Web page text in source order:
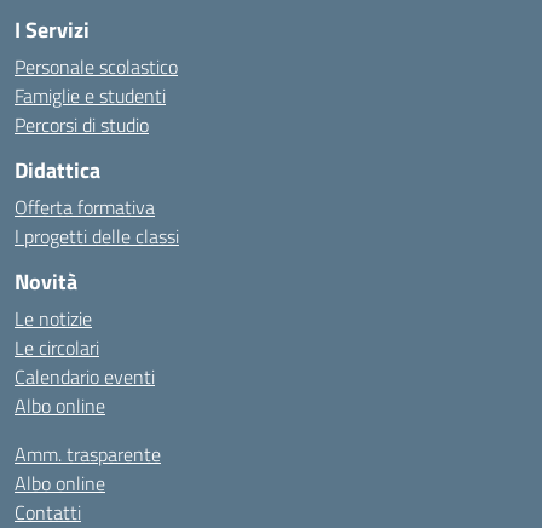
I Servizi
Personale scolastico
Famiglie e studenti
Percorsi di studio
Didattica
Offerta formativa
I progetti delle classi
Novità
Le notizie
Le circolari
Calendario eventi
Albo online
Amm. trasparente
Albo online
Contatti